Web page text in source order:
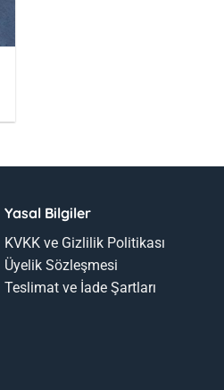
Yasal Bilgiler
KVKK ve Gizlilik Politikası
Üyelik Sözleşmesi
Teslimat ve İade Şartları